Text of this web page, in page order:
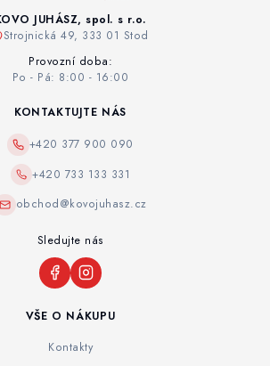
JUHÁSZ, spol. s r.o.
Strojnická 49, 333 01 Stod
Provozní doba:
Po - Pá: 8:00 - 16:00
VŠE O NÁKUPU
Kontakty
KONTAKTUJTE NÁS
+420 377 900 090
+420 733 133 331
obchod@kovojuhasz.cz
Sledujte nás